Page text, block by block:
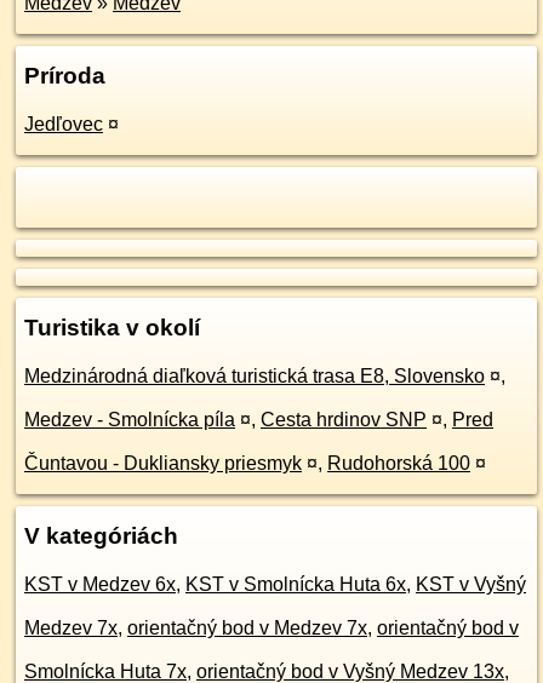
Príroda
Jedľovec ¤
Turistika v okolí
Medzinárodná diaľková turistická trasa E8, Slovensko ¤,
Medzev - Smolnícka píla ¤, Cesta hrdinov SNP ¤, Pred
Čuntavou - Dukliansky priesmyk ¤, Rudohorská 100 ¤
V kategóriách
KST v Medzev 6x, KST v Smolnícka Huta 6x, KST v Vyšný
Medzev 7x, orientačný bod v Medzev 7x, orientačný bod v
Smolnícka Huta 7x, orientačný bod v Vyšný Medzev 13x,